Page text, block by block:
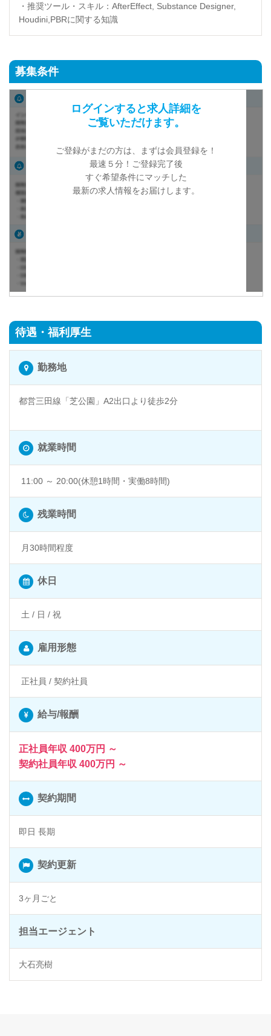
・推奨ツール・スキル：AfterEffect, Substance Designer,
Houdini,PBRに関する知識
募集条件
ログインすると求人詳細を
ご覧いただけます。
ご登録がまだの方は、まずは会員登録を！
最速５分！ご登録完了後
すぐ希望条件にマッチした
最新の求人情報をお届けします。
待遇・福利厚生
勤務地
都営三田線「芝公園」A2出口より徒歩2分
就業時間
11:00 ～ 20:00(休憩1時間・実働8時間)
残業時間
月30時間程度
休日
土 / 日 / 祝
雇用形態
正社員 / 契約社員
給与/報酬
正社員年収 400万円 ～
契約社員年収 400万円 ～
契約期間
即日 長期
契約更新
3ヶ月ごと
担当エージェント
大石亮樹